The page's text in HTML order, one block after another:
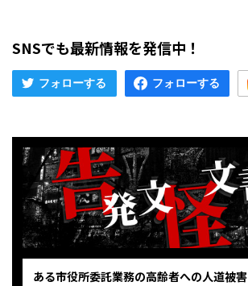
SNSでも最新情報を発信中！
ある市役所委託業務の高齢者への人道被害